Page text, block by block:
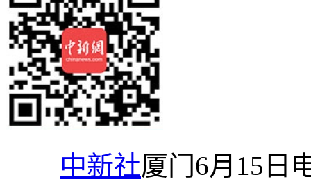
中新社厦门6月15日